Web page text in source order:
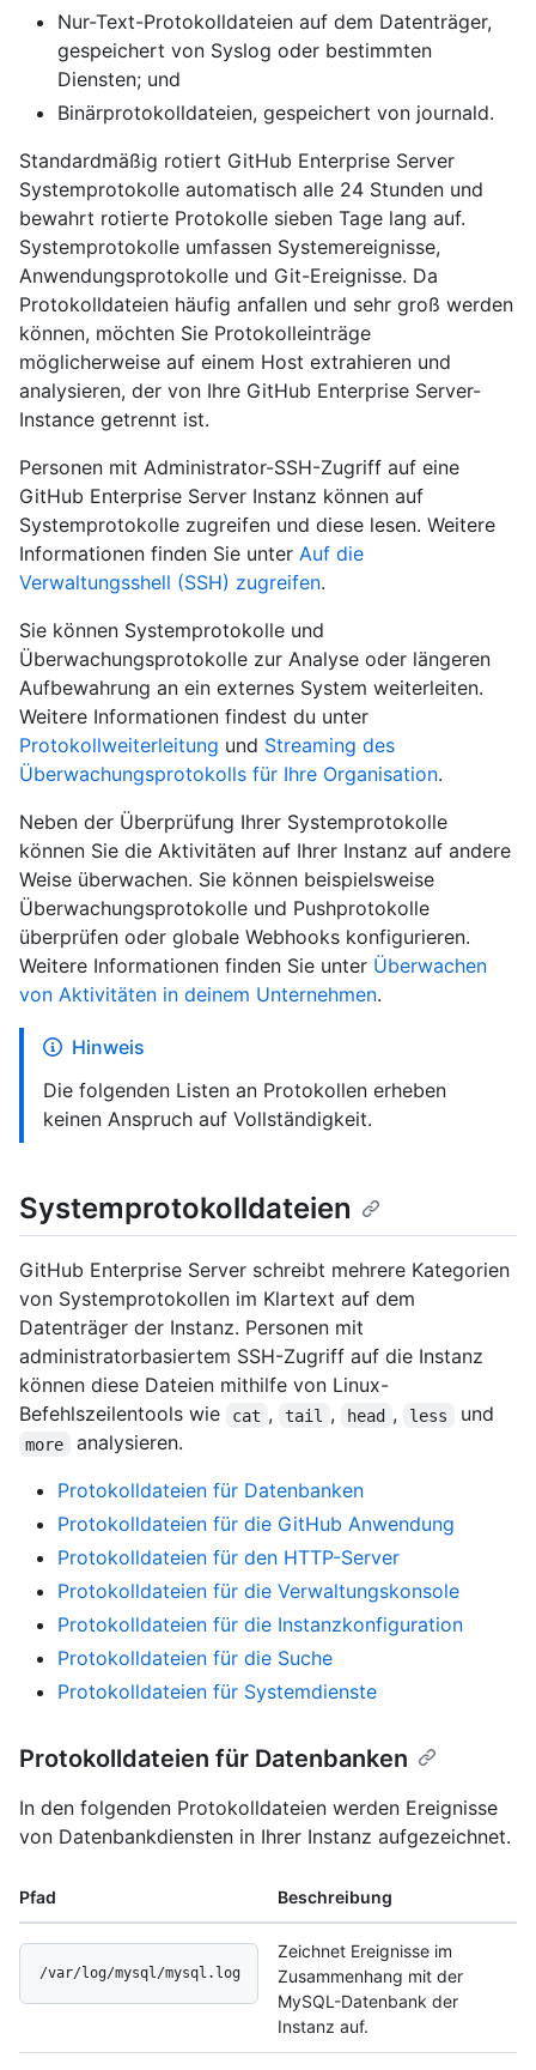
Nur-Text-Protokolldateien auf dem Datenträger,
gespeichert von Syslog oder bestimmten
Diensten; und
Binärprotokolldateien, gespeichert von journald.
Standardmäßig rotiert GitHub Enterprise Server
Systemprotokolle automatisch alle 24 Stunden und
bewahrt rotierte Protokolle sieben Tage lang auf.
Systemprotokolle umfassen Systemereignisse,
Anwendungsprotokolle und Git-Ereignisse. Da
Protokolldateien häufig anfallen und sehr groß werden
können, möchten Sie Protokolleinträge
möglicherweise auf einem Host extrahieren und
analysieren, der von Ihre GitHub Enterprise Server-
Instance getrennt ist.
Personen mit Administrator-SSH-Zugriff auf eine
GitHub Enterprise Server Instanz können auf
Systemprotokolle zugreifen und diese lesen. Weitere
Informationen finden Sie unter Auf die
Verwaltungsshell (SSH) zugreifen.
Sie können Systemprotokolle und
Überwachungsprotokolle zur Analyse oder längeren
Aufbewahrung an ein externes System weiterleiten.
Weitere Informationen findest du unter
Protokollweiterleitung und Streaming des
Überwachungsprotokolls für Ihre Organisation.
Neben der Überprüfung Ihrer Systemprotokolle
können Sie die Aktivitäten auf Ihrer Instanz auf andere
Weise überwachen. Sie können beispielsweise
Überwachungsprotokolle und Pushprotokolle
überprüfen oder globale Webhooks konfigurieren.
Weitere Informationen finden Sie unter Überwachen
von Aktivitäten in deinem Unternehmen.
Hinweis
Die folgenden Listen an Protokollen erheben
keinen Anspruch auf Vollständigkeit.
Systemprotokolldateien
GitHub Enterprise Server schreibt mehrere Kategorien
von Systemprotokollen im Klartext auf dem
Datenträger der Instanz. Personen mit
administratorbasiertem SSH-Zugriff auf die Instanz
können diese Dateien mithilfe von Linux-
Befehlszeilentools wie
cat , tail , head , less und
more
analysieren.
Protokolldateien für Datenbanken
Protokolldateien für die GitHub Anwendung
Protokolldateien für den HTTP-Server
Protokolldateien für die Verwaltungskonsole
Protokolldateien für die Instanzkonfiguration
Protokolldateien für die Suche
Protokolldateien für Systemdienste
Protokolldateien für Datenbanken
In den folgenden Protokolldateien werden Ereignisse
von Datenbankdiensten in Ihrer Instanz aufgezeichnet.
Pfad Beschreibung
/var/log/mysql/mysql.log
Zeichnet Ereignisse im
Zusammenhang mit der
MySQL-Datenbank der
Instanz auf.